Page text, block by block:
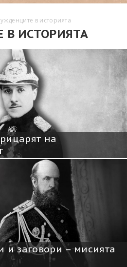
в историята
ИСТОРИЯТА
на
и заговори – мисията